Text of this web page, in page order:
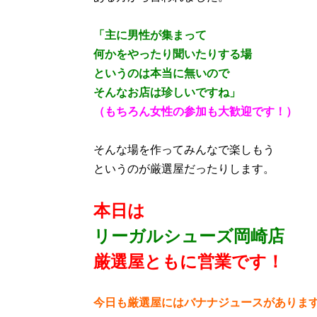
「主に男性が集まって
何かをやったり聞いたりする場
というのは本当に無いので
そんなお店は珍しいですね」
（もちろん女性の参加も大歓迎です！）
そんな場を作ってみんなで楽しもう
というのが厳選屋だったりします。
本日は
リーガルシューズ岡崎店
厳選屋ともに営業です！
今日も厳選屋にはバナナジュースがありま